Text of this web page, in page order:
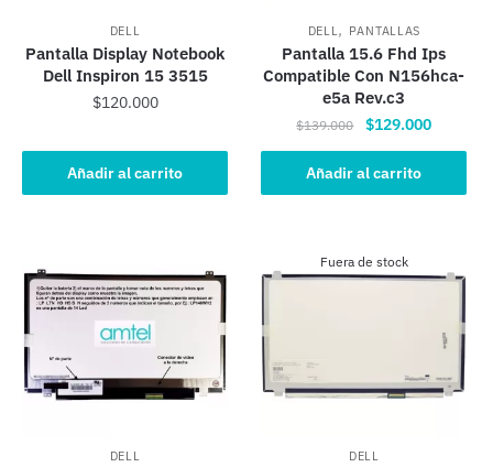
DELL
Pantalla Display Notebook
Dell Inspiron 15 3515
$120.000
Añadir al carrito
DELL, PANTALLAS
Pantalla 15.6 Fhd Ips
Compatible Con N156hca-
e5a Rev.c3
$139.000
El
precio
original
era:
$129.000El
precio
es:
Añadir al carrito
DELL
Fuera de stock
DELL